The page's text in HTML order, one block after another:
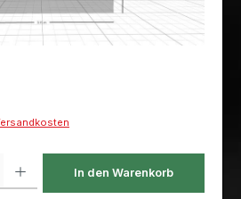
In den Warenkorb